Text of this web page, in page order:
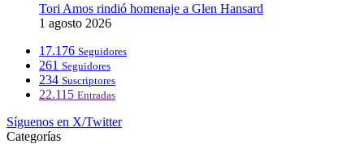
Tori Amos rindió homenaje a Glen Hansard
1 agosto 2026
17.176 Seguidores
261 Seguidores
234 Suscriptores
22.115 Entradas
Síguenos en X/Twitter
Categorías